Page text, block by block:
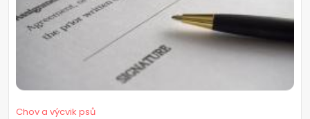
Chov a výcvik psů